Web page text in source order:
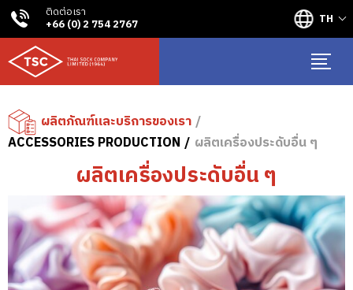
ติดต่อเรา
+66 (0) 2 754 2767 TH
ผลิตภัณฑ์และบริการของเรา
ACCESSORIES PRODUCTION
ผลิตเครื่องประดับอื่น ๆ
ผลิตเครื่องประดับอื่น ๆ